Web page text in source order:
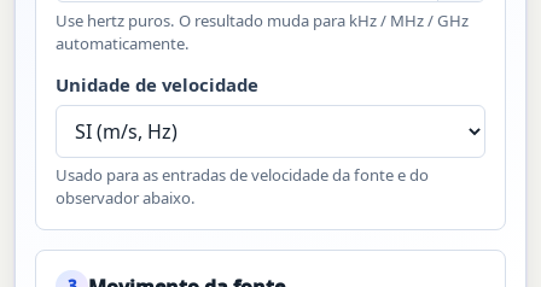
Use hertz puros. O resultado muda para kHz / MHz / GHz
automaticamente.
Unidade de velocidade
Usado para as entradas de velocidade da fonte e do
observador abaixo.